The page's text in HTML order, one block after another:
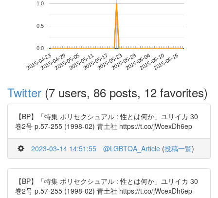
2015-04-232015-04-292015-05-052015-05-112015-05-172015-05-232015-05-292015-06-042015-06-102015-06-16
0.0
0.5
1.0
Twitter (7 users, 86 posts, 12 favorites)
【BP】「特集 ポリセクシュアル : 性とは何か」ユリイカ 30
巻2号 p.57-255 (1998-02) 青土社 https://t.co/jWcexDh6ep
2023-03-14 14:51:55 @LGBTQA_Article (投稿一覧)
【BP】「特集 ポリセクシュアル : 性とは何か」ユリイカ 30
巻2号 p.57-255 (1998-02) 青土社 https://t.co/jWcexDh6ep